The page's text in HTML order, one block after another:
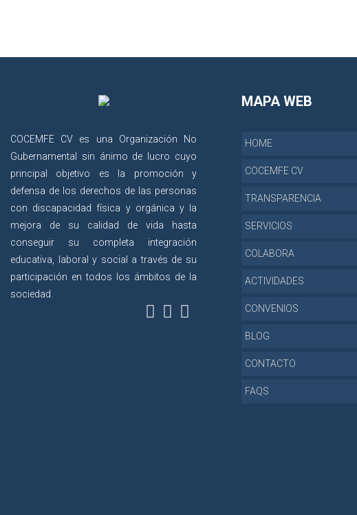
COCEMFE CV es una Organización No
Gubernamental sin ánimo de lucro cuyo
principal objetivo es la promoción y
defensa de los derechos de las personas
con discapacidad física y orgánica y la
mejora de su calidad de vida hasta
conseguir su completa integración
educativa, laboral y social a través de su
participación en todos los ámbitos de la
sociedad.
MAPA WEB
HOME
COCEMFE CV
TRANSPARENCIA
SERVICIOS
COLABORA
ACTIVIDADES
CONVENIOS
BLOG
CONTACTO
FAQS